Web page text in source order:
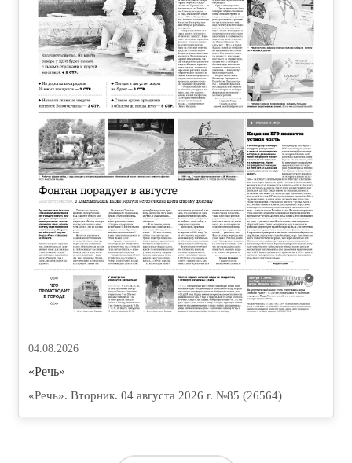
04.08.2026
«Речь»
«Речь». Вторник. 04 августа 2026 г. №85 (26564)